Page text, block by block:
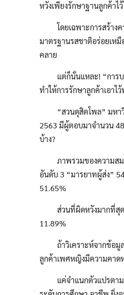
หวังเพียงรักษาฐานลูกค้า
โดยเฉพาะการสร้างคว
มาตรฐานรสชาติอร่อยเห
คลาย
แต่ก็นั่นแหละ! “การบริ
ทำให้การรักษาลูกค้าเอาไ
“สวนดุสิตโพล” มหาวิท
2563 มีผู้ตอบมาจำนวน
บ้าง?
ภาพรวมของความสมห
อันดับ 3 “มารยาทผู้ส่ง”
51.65%
ส่วนที่ผิดหวังมากที่สุด คื
11.89%
ถ้าวิเคราะห์จากข้อมูลดั
ลูกค้าเพศหญิงมีความคาด
แค่จำแนกตัวแปรตามเพ